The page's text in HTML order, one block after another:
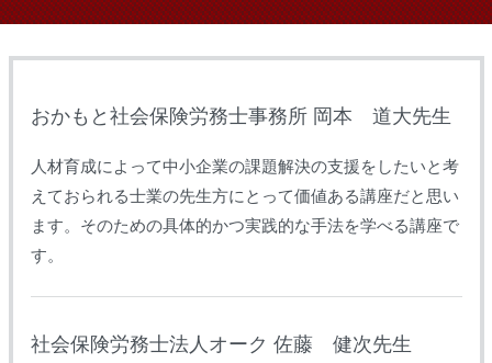
おかもと社会保険労務士事務所 岡本 道大先生
人材育成によって中小企業の課題解決の支援をしたいと考
えておられる士業の先生方にとって価値ある講座だと思い
ます。そのための具体的かつ実践的な手法を学べる講座で
す。
社会保険労務士法人オーク 佐藤 健次先生